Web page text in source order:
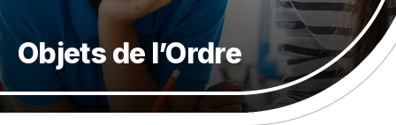
Objets de l’Ordre